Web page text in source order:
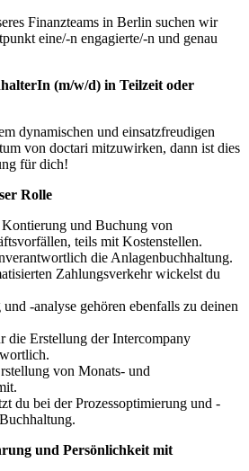
Finanzteams in Berlin suchen wir
eine/-n engagierte/-n und genau
(m/w/d) in Teilzeit oder
dynamischen und einsatzfreudigen
von doctari mitzuwirken, dann ist dies
für dich!
Rolle
und Buchung von
teils mit Kostenstellen.
die Anlagenbuchhaltung.
Zahlungsverkehr wickelst du
-analyse gehören ebenfalls zu deinen
die Erstellung der Intercompany
von Monats- und
du bei der Prozessoptimierung und -
und Persönlichkeit mit